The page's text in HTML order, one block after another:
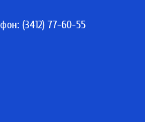
(3412) 77-60-55